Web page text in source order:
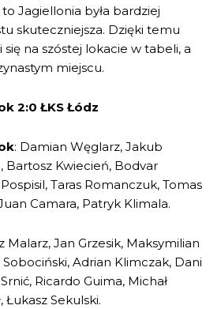
Jagiellonia była bardziej
skuteczniejsza. Dzięki temu
na szóstej lokacie w tabeli, a
miejscu.
2:0 ŁKS Łódz
: Damian Węglarz, Jakub
Bartosz Kwiecień, Bodvar
Taras Romanczuk, Tomas
Camara, Patryk Klimala.
Malarz, Jan Grzesik, Maksymilian
Adrian Klimczak, Dani
Ricardo Guima, Michał
Łukasz Sekulski.